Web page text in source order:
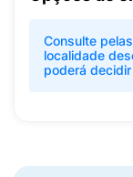
Consulte
localidade
poderá